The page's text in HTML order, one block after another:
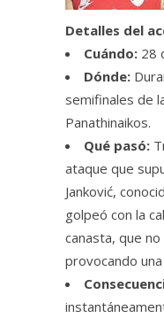
Detalles del
Cuándo: 28
Dónde:
semifinales de
Panathinaikos.
Qué pasó:
ataque que
Janković,
golpeó con la
canasta, que
provocando